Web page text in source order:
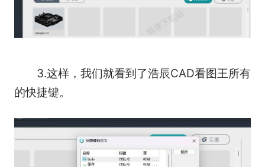
3.这样，我们就看到了浩辰CAD看图王所有
的快捷键。